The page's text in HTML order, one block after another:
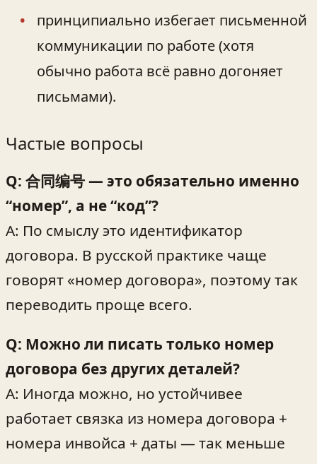
принципиально избегает письменной
коммуникации по работе (хотя
обычно работа всё равно догоняет
письмами).
Частые вопросы
Q: 合同编号 — это обязательно именно
“номер”, а не “код”?
A: По смыслу это идентификатор
договора. В русской практике чаще
говорят «номер договора», поэтому так
переводить проще всего.
Q: Можно ли писать только номер
договора без других деталей?
A: Иногда можно, но устойчивее
работает связка из номера договора +
номера инвойса + даты — так меньше